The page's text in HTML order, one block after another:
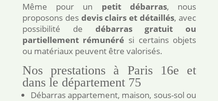
Même pour un petit débarras, nous
proposons des devis clairs et détaillés, avec
possibilité de débarras gratuit ou
partiellement rémunéré si certains objets
ou matériaux peuvent être valorisés.
Nos prestations à Paris 16e et
dans le département 75
Débarras appartement, maison, sous-sol ou